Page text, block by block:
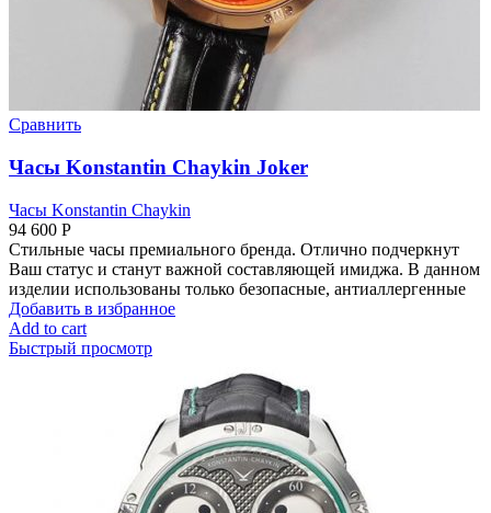
Сравнить
Часы Konstantin Chaykin Joker
Часы Konstantin Chaykin
94 600 Р
Стильные часы премиального бренда. Отлично подчеркнут
Ваш статус и станут важной составляющей имиджа. В данном
изделии использованы только безопасные, антиаллергенные
Добавить в избранное
Add to cart
Быстрый просмотр